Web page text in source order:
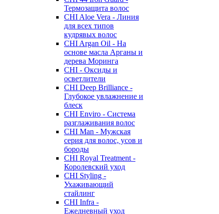
Термозащита волос
CHI Aloe Vera - Линия
для всех типов
кудрявых волос
CHI Argan Oil - На
основе масла Арганы и
дерева Моринга
CHI - Оксиды и
осветлители
CHI Deep Brilliance -
Глубокое увлажнение и
блеск
CHI Enviro - Система
разглаживания волос
CHI Man - Мужская
серия для волос, усов и
бороды
CHI Royal Treatment -
Королевский уход
CHI Styling -
Ухаживающий
стайлинг
CHI Infra -
Ежедневный уход